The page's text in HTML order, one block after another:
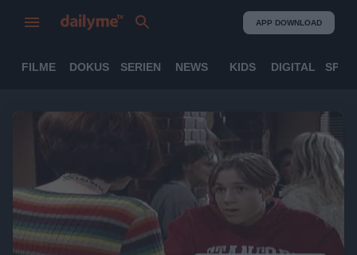
APP DOWNLOAD
FILME DOKUS SERIEN NEWS KIDS DIGITAL